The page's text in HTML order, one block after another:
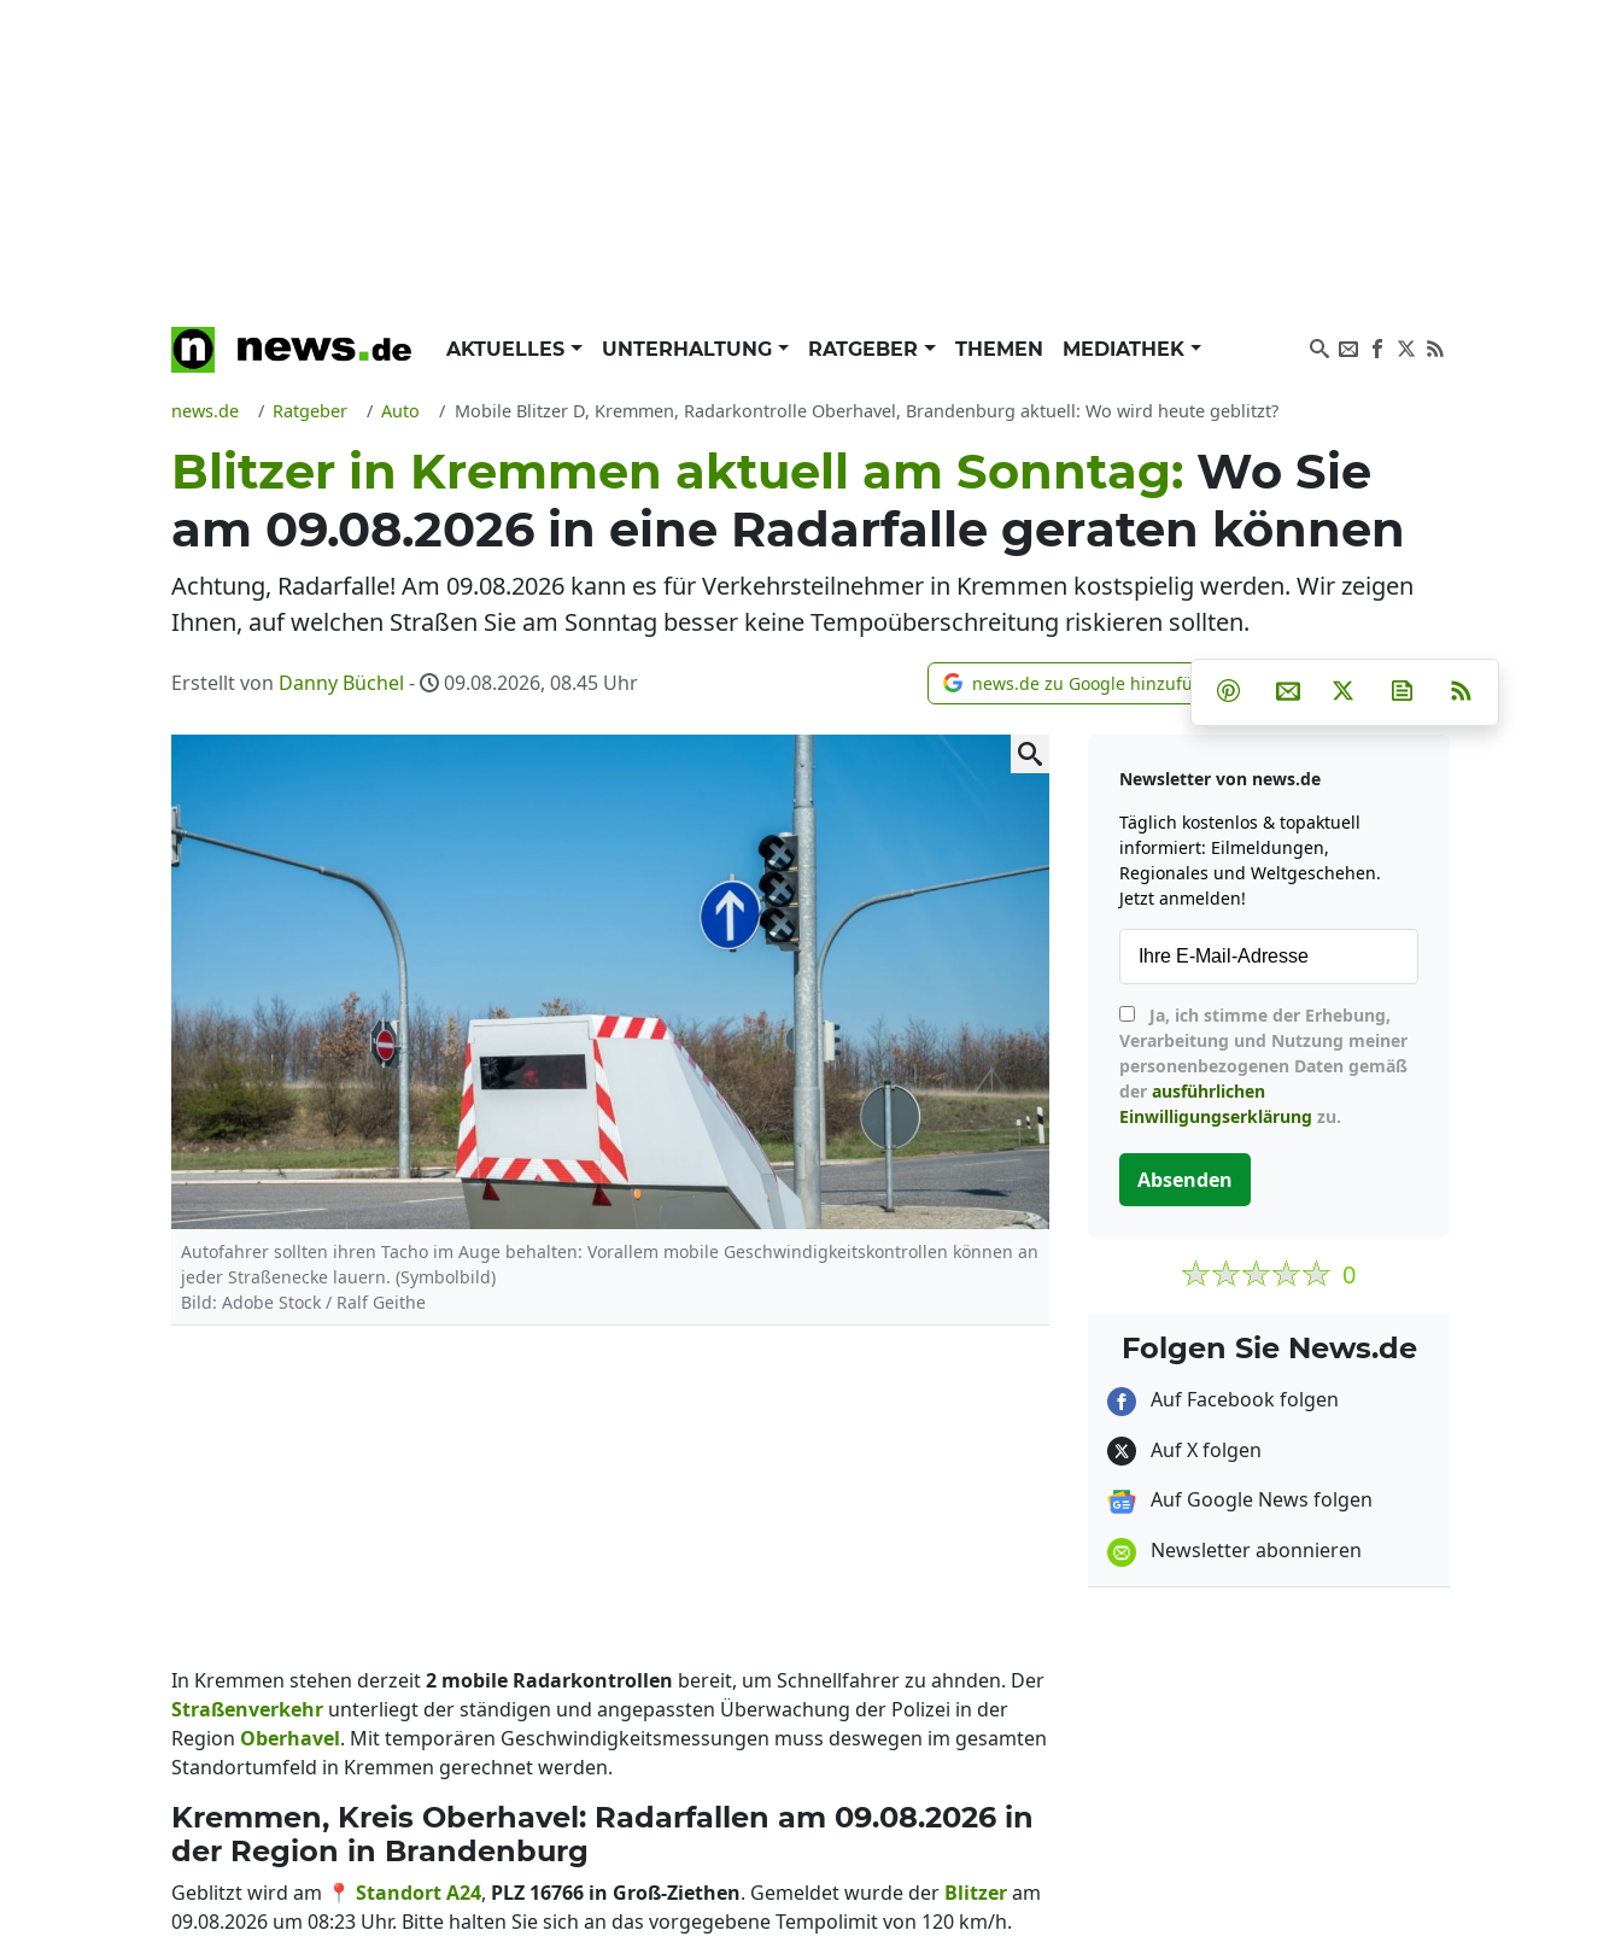
AKTUELLES UNTERHALTUNG RATGEBER THEMEN MEDIATHEK
news.de Ratgeber Auto Mobile Blitzer D, Kremmen, Radarkontrolle Oberhavel, Brandenburg aktuell: Wo wird heute geblitzt?
Blitzer in Kremmen aktuell am Sonntag: Wo Sie
am 09.08.2026 in eine Radarfalle geraten können
Achtung, Radarfalle! Am 09.08.2026 kann es für Verkehrsteilnehmer in Kremmen kostspielig werden. Wir zeigen
Ihnen, auf welchen Straßen Sie am Sonntag besser keine Tempoüberschreitung riskieren sollten.
Erstellt von Danny Büchel - 09.08.2026, 08.45 Uhr news.de zu Google hinzufügen
news.de zu Google hinzufügen Teilen auf Facebook
Teilen auf Whatsapp
Teilen auf Telegram
Teilen auf Pinterest
Per E-Mail teilen
Post auf XNewsletter
Autofahrer sollten ihren Tacho im Auge behalten: Vorallem mobile Geschwindigkeitskontrollen können an
jeder Straßenecke lauern. (Symbolbild)
Bild: Adobe Stock / Ralf Geithe
In Kremmen stehen derzeit2 mobile Radarkontrollen bereit, um Schnellfahrer zu ahnden. Der
Straßenverkehr unterliegt der ständigen und angepassten Überwachung der Polizei in der
Region Oberhavel. Mit temporären Geschwindigkeitsmessungen muss deswegen im gesamten
Standortumfeld in Kremmen gerechnet werden.
Kremmen, Kreis Oberhavel: Radarfallen am 09.08.2026 in
der Region in Brandenburg
Geblitzt wird am 📍 Standort A24, PLZ 16766 in Groß-Ziethen. Gemeldet wurde der Blitzeram
09.08.2026 um 08:23 Uhr. Bitte halten Sie sich an das vorgegebene Tempolimit von 120 km/h.
Newsletter von news.de
Täglich kostenlos & topaktuell
informiert: Eilmeldungen,
Regionales und Weltgeschehen.
Jetzt anmelden!
Verarbeitung und Nutzung meiner
personenbezogenen Daten gemäß
der ausführlichen
Einwilligungserklärung zu.
Absenden
0
Folgen Sie News.de
Auf Facebook folgen
Auf X folgen
Auf Google News folgen
Newsletter abonnieren